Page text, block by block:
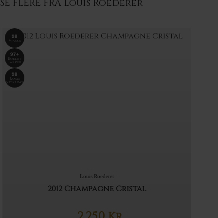
SE FLERE FRA Louis Roederer
Louis Roederer
2012 Champagne Cristal
98
Vinous
97+
Robert
Parker
98
James
Suckling